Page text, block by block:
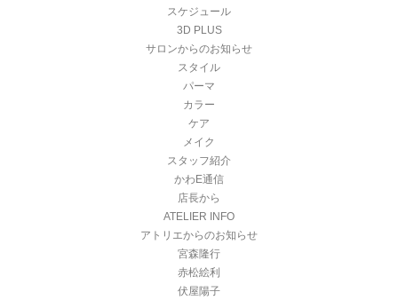
スケジュール
3D PLUS
サロンからのお知らせ
スタイル
パーマ
カラー
ケア
メイク
スタッフ紹介
かわE通信
店長から
ATELIER INFO
アトリエからのお知らせ
宮森隆行
赤松絵利
伏屋陽子